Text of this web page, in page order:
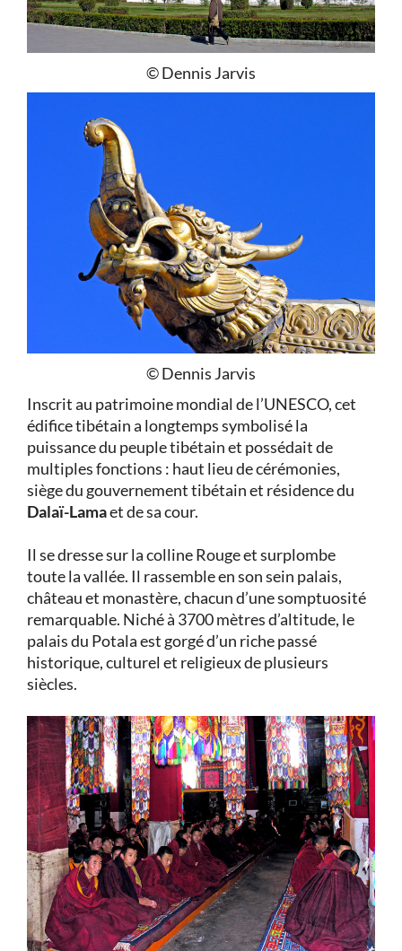
© Dennis Jarvis
© Dennis Jarvis
Inscrit au patrimoine mondial de l’UNESCO, cet
édifice tibétain a longtemps symbolisé la
puissance du peuple tibétain et possédait de
multiples fonctions : haut lieu de cérémonies,
siège du gouvernement tibétain et résidence du
Dalaï-Lamaet de sa cour.
Il se dresse sur la colline Rouge et surplombe
toute la vallée. Il rassemble en son sein palais,
château et monastère, chacun d’une somptuosité
remarquable. Niché à 3700 mètres d’altitude, le
palais du Potala est gorgé d’un riche passé
historique, culturel et religieux de plusieurs
siècles.